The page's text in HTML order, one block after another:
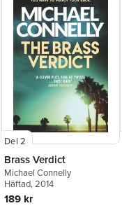
Del 2
Brass Verdict
Michael Connelly
Häftad, 2014
189 kr